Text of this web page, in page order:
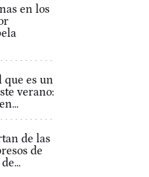
en los
que es un
verano:
de las
de